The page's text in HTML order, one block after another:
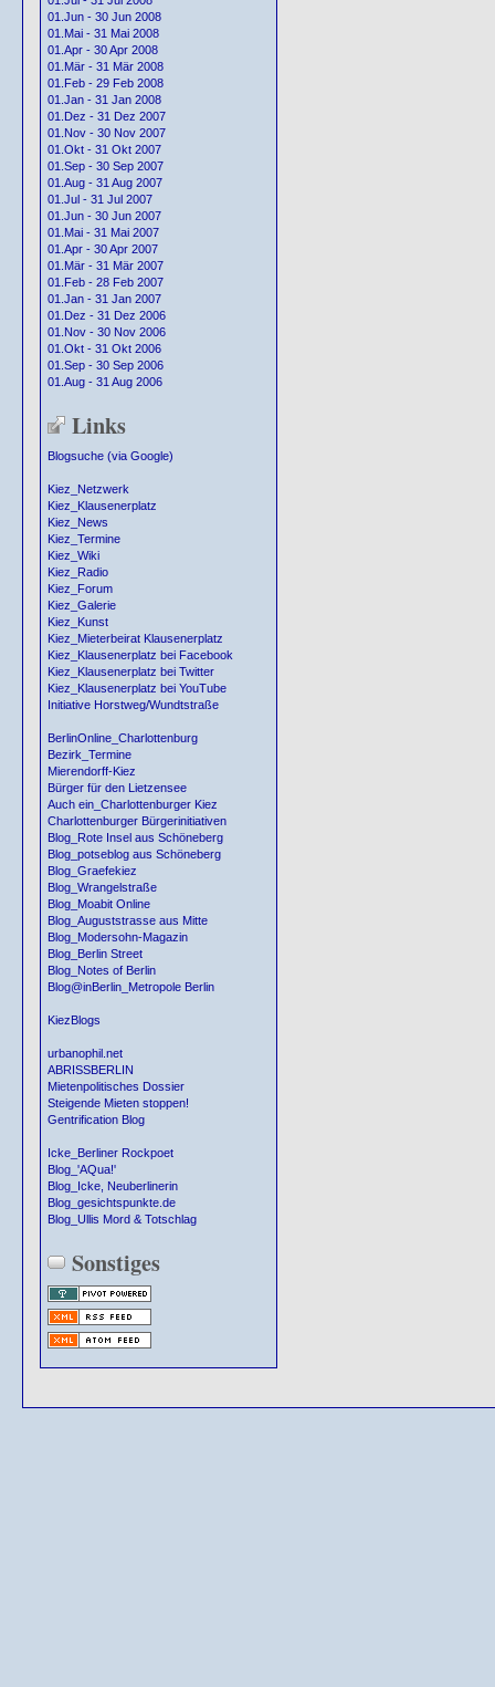
01.Jun - 30 Jun 2008
01.Mai - 31 Mai 2008
01.Apr - 30 Apr 2008
01.Mär - 31 Mär 2008
01.Feb - 29 Feb 2008
01.Jan - 31 Jan 2008
01.Dez - 31 Dez 2007
01.Nov - 30 Nov 2007
01.Okt - 31 Okt 2007
01.Sep - 30 Sep 2007
01.Aug - 31 Aug 2007
01.Jul - 31 Jul 2007
01.Jun - 30 Jun 2007
01.Mai - 31 Mai 2007
01.Apr - 30 Apr 2007
01.Mär - 31 Mär 2007
01.Feb - 28 Feb 2007
01.Jan - 31 Jan 2007
01.Dez - 31 Dez 2006
01.Nov - 30 Nov 2006
01.Okt - 31 Okt 2006
01.Sep - 30 Sep 2006
01.Aug - 31 Aug 2006
Links
Blogsuche (via Google)
Kiez_Netzwerk
Kiez_Klausenerplatz
Kiez_News
Kiez_Termine
Kiez_Wiki
Kiez_Radio
Kiez_Forum
Kiez_Galerie
Kiez_Kunst
Kiez_Mieterbeirat Klausenerplatz
Kiez_Klausenerplatz bei Facebook
Kiez_Klausenerplatz bei Twitter
Kiez_Klausenerplatz bei YouTube
Initiative Horstweg/Wundtstraße
BerlinOnline_Charlottenburg
Bezirk_Termine
Mierendorff-Kiez
Bürger für den Lietzensee
Auch ein_Charlottenburger Kiez
Charlottenburger Bürgerinitiativen
Blog_Rote Insel aus Schöneberg
Blog_potseblog aus Schöneberg
Blog_Graefekiez
Blog_Wrangelstraße
Blog_Moabit Online
Blog_Auguststrasse aus Mitte
Blog_Modersohn-Magazin
Blog_Berlin Street
Blog_Notes of Berlin
Blog@inBerlin_Metropole Berlin
KiezBlogs
urbanophil.net
ABRISSBERLIN
Mietenpolitisches Dossier
Steigende Mieten stoppen!
Gentrification Blog
Icke_Berliner Rockpoet
Blog_'AQua!'
Blog_Icke, Neuberlinerin
Blog_gesichtspunkte.de
Blog_Ullis Mord & Totschlag
Sonstiges